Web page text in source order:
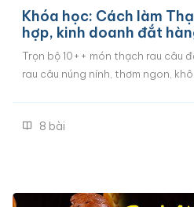
Khóa học: Cách làm
hợp, kinh doanh đắt
Trọn bộ 10++ món thạch rau câu
rau câu núng nính, thơm ngon,
8 bài